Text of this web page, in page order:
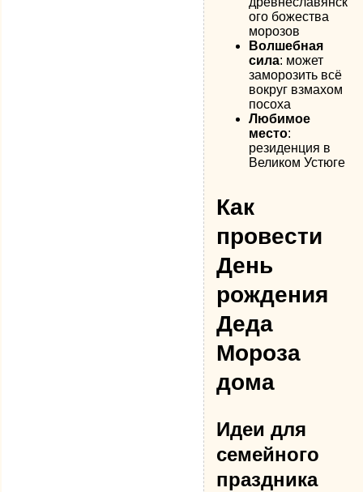
ого божества
морозов
Волшебная
сила: может
заморозить всё
вокруг взмахом
посоха
Любимое
место:
резиденция в
Великом Устюге
Как
провести
День
рождения
Деда
Мороза
дома
Идеи для
семейного
праздника